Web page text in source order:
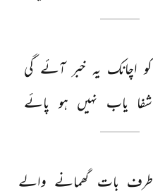
کو اچانک یہ خبر آئے گی
شفا یاب نہیں ہو پائے
طرف بات گھمانے والے